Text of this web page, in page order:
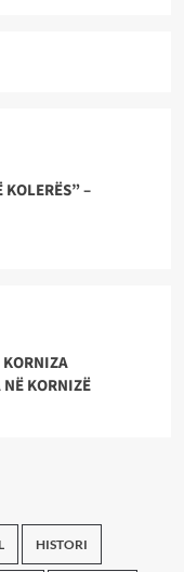
–
KORNIZË
HISTORI